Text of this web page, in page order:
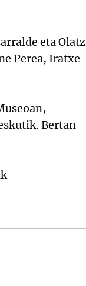
eta Olatz
Perea, Iratxe
Bertan